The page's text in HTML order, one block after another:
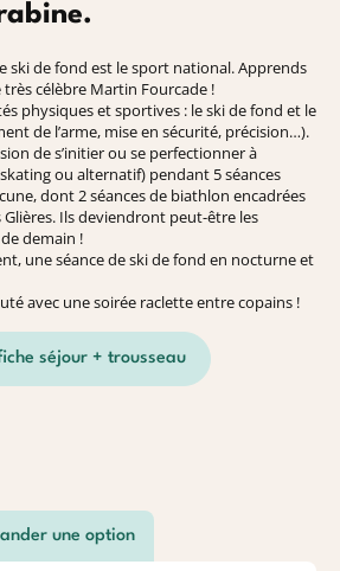
ski de fond est le sport national. Apprends
célèbre Martin Fourcade !
physiques et sportives : le ski de fond et le
de l’arme, mise en sécurité, précision…).
de s’initier ou se perfectionner à
ou alternatif) pendant 5 séances
dont 2 séances de biathlon encadrées
Ils deviendront peut-être les
demain !
une séance de ski de fond en nocturne et
avec une soirée raclette entre copains !
séjour + trousseau
une option